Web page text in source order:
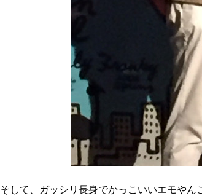
そして、ガッシリ長身でかっこいいエモやん